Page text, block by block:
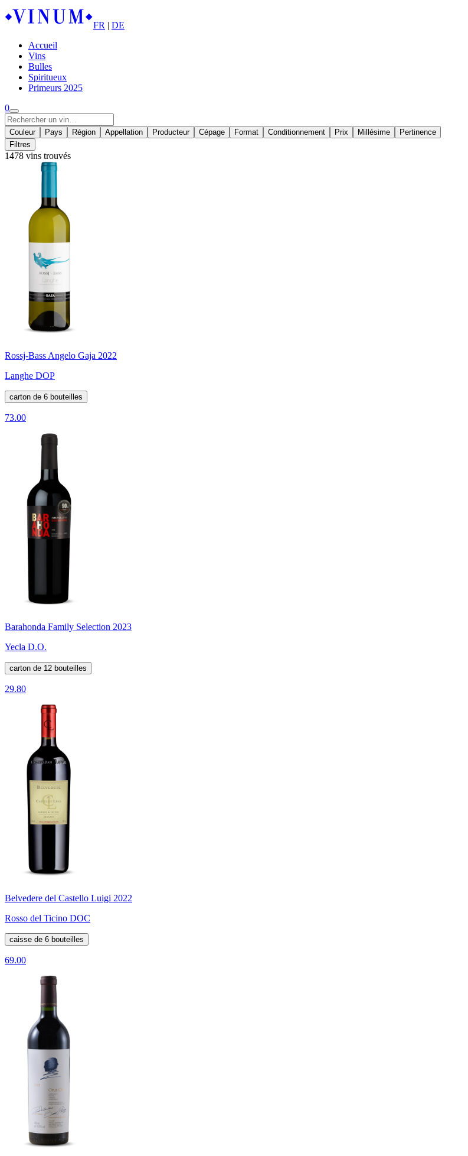
FR | DE
Accueil
Vins
Bulles
Spiritueux
Primeurs 2025
0
Couleur Pays Région Appellation Producteur Cépage Format Conditionnement Prix Millésime
Pertinence
Filtres
1478 vins trouvés
Rossj-Bass Angelo Gaja 2022
Langhe DOP
carton de 6 bouteilles
73.00
Barahonda Family Selection 2023
Yecla D.O.
carton de 12 bouteilles
29.80
Belvedere del Castello Luigi 2022
Rosso del Ticino DOC
caisse de 6 bouteilles
69.00